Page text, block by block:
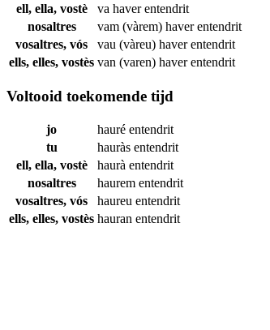
ell, ella, vostè
va haverentendrit
nosaltres
vam (vàrem) haverentendrit
vosaltres, vós
vau (vàreu) haverentendrit
ells, elles, vostès van (varen) haverentendrit
Voltooid toekomende tijd
jo hauré entendrit
tu
hauràs entendrit
ell, ella, vostè
haurà entendrit
nosaltres
haurem entendrit
vosaltres, vós
haureu entendrit
ells, elles, vostès hauran entendrit